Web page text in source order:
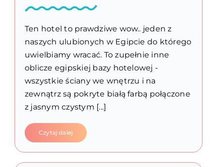
Ten hotel to prawdziwe wow.. jeden z
naszych ulubionych w Egipcie do którego
uwielbiamy wracać. To zupełnie inne
oblicze egipskiej bazy hotelowej -
wszystkie ściany we wnętrzu i na
zewnątrz są pokryte białą farbą połączone
z jasnym czystym [...]
Czytaj dalej